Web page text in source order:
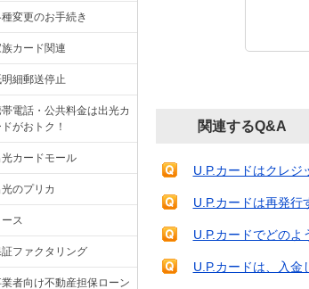
変更のお手続き
カード関連
細郵送停止
電話・公共料金は出光カ
ドがおトク！
カードモール
のプリカ
ース
ファクタリング
者向け不動産担保ローン
関連するQ&A
U.P.カードはクレジ
U.P.カードは再発行
U.P.カードでどのよ
U.P.カードは、入金